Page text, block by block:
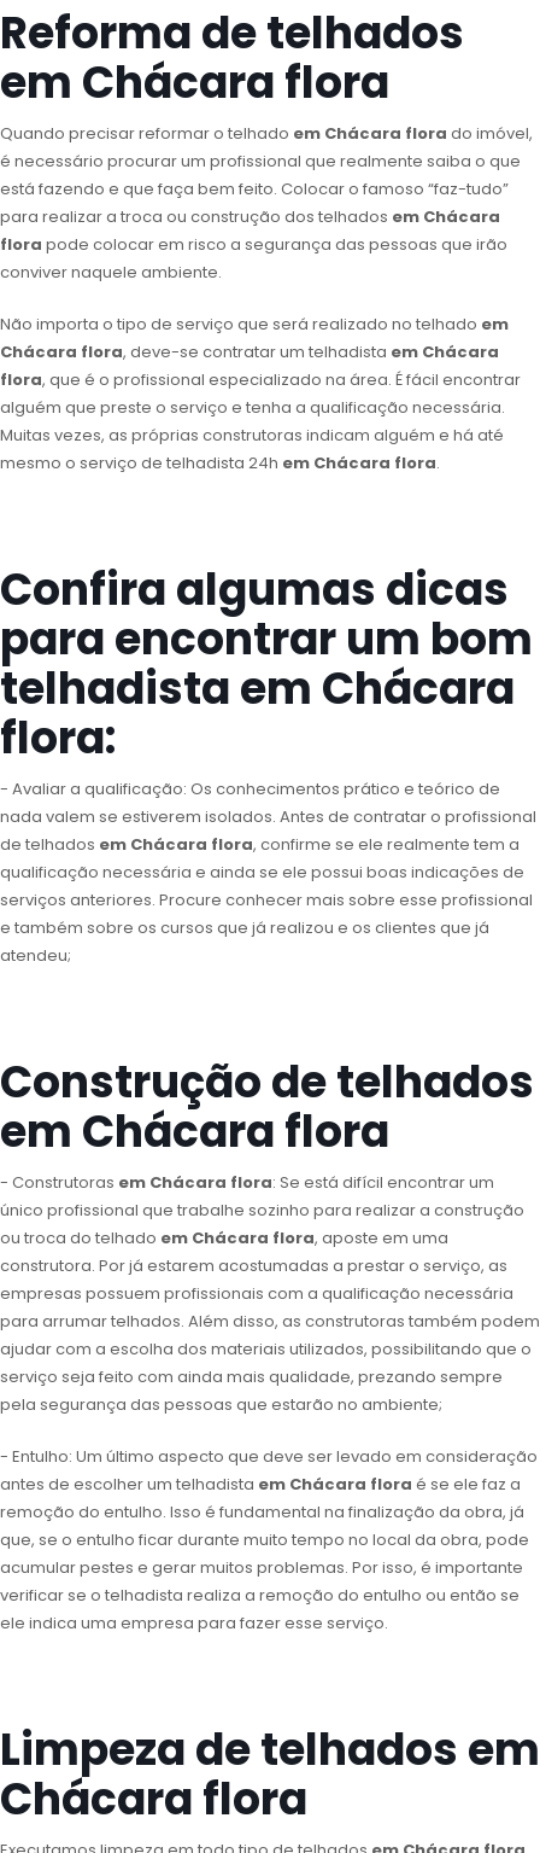
Reforma de telhados
em Chácara flora
Quando precisar reformar o telhado em Chácara flora do imóvel,
é necessário procurar um profissional que realmente saiba o que
está fazendo e que faça bem feito. Colocar o famoso “faz-tudo”
para realizar a troca ou construção dos telhados em Chácara
flora pode colocar em risco a segurança das pessoas que irão
conviver naquele ambiente.
Não importa o tipo de serviço que será realizado no telhado em
Chácara flora, deve-se contratar um telhadista em Chácara
flora, que é o profissional especializado na área. É fácil encontrar
alguém que preste o serviço e tenha a qualificação necessária.
Muitas vezes, as próprias construtoras indicam alguém e há até
mesmo o serviço de telhadista 24h em Chácara flora.
Confira algumas dicas
para encontrar um bom
telhadista em Chácara
flora:
- Avaliar a qualificação: Os conhecimentos prático e teórico de
nada valem se estiverem isolados. Antes de contratar o profissional
de telhados em Chácara flora, confirme se ele realmente tem a
qualificação necessária e ainda se ele possui boas indicações de
serviços anteriores. Procure conhecer mais sobre esse profissional
e também sobre os cursos que já realizou e os clientes que já
atendeu;
Construção de telhados
em Chácara flora
- Construtoras em Chácara flora: Se está difícil encontrar um
único profissional que trabalhe sozinho para realizar a construção
ou troca do telhado em Chácara flora, aposte em uma
construtora. Por já estarem acostumadas a prestar o serviço, as
empresas possuem profissionais com a qualificação necessária
para arrumar telhados. Além disso, as construtoras também podem
ajudar com a escolha dos materiais utilizados, possibilitando que o
serviço seja feito com ainda mais qualidade, prezando sempre
pela segurança das pessoas que estarão no ambiente;
- Entulho: Um último aspecto que deve ser levado em consideração
antes de escolher um telhadista em Chácara flora é se ele faz a
remoção do entulho. Isso é fundamental na finalização da obra, já
que, se o entulho ficar durante muito tempo no local da obra, pode
acumular pestes e gerar muitos problemas. Por isso, é importante
verificar se o telhadista realiza a remoção do entulho ou então se
ele indica uma empresa para fazer esse serviço.
Limpeza de telhados em
Chácara flora